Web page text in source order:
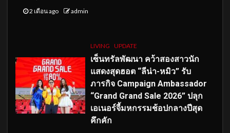
2 เดือน ago admin
LIVING UPDATE
เซ็นทรัลพัฒนา คว้าสองสาวนัก
แสดงสุดฮอต “ลีน่า-หมิว” รับ
ภารกิจ Campaign Ambassador
“Grand Grand Sale 2026” ปลุก
เอเนอร์จี้มหกรรมช้อปกลางปีสุด
คึกคัก